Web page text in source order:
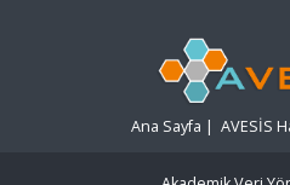
Ana Sayfa | AVESİS